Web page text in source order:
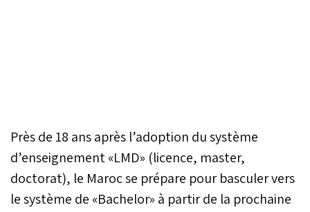
Près de 18 ans après l’adoption du système
d’enseignement «LMD» (licence, master,
doctorat), le Maroc se prépare pour basculer vers
le système de «Bachelor» à partir de la prochaine